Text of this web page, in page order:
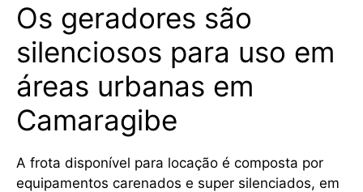
Os geradores são
silenciosos para uso em
áreas urbanas em
Camaragibe
A frota disponível para locação é composta por
equipamentos carenados e super silenciados, em